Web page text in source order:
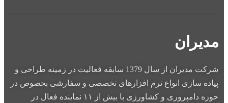
مدیران
شركت مديران از سال 1379 سابقه فعاليت در زمينه طراحی و
پياده سازی انواع نرم افزارهای تخصصی و سفارشی بخصوص در
حوزه دامپروری و کشاورزی با بيش از ۱۱ نماينده فعال در